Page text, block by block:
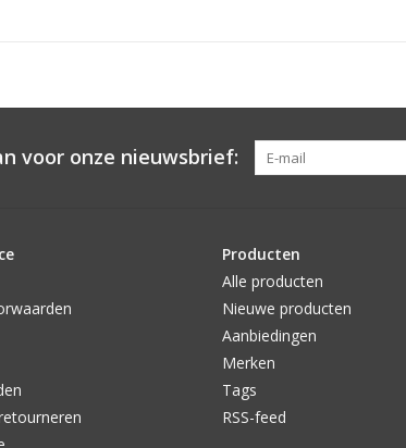
voor onze nieuwsbrief:
Producten
Alle producten
Nieuwe producten
Aanbiedingen
Merken
Tags
RSS-feed